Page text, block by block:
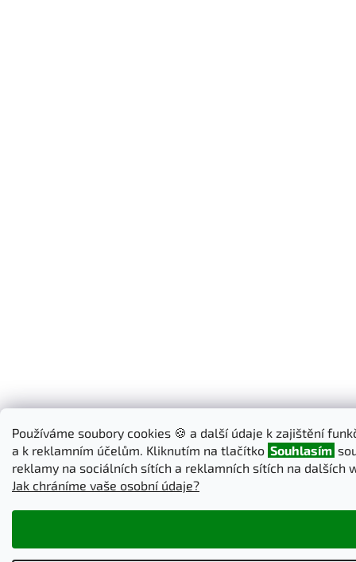
Používáme soubory cookies 🍪 a další údaje k zajištění
a k reklamním účelům. Kliknutím na tlačítko Souhlasím
reklamy na sociálních sítích a reklamních sítích na dalších
Jak chráníme vaše osobní údaje?